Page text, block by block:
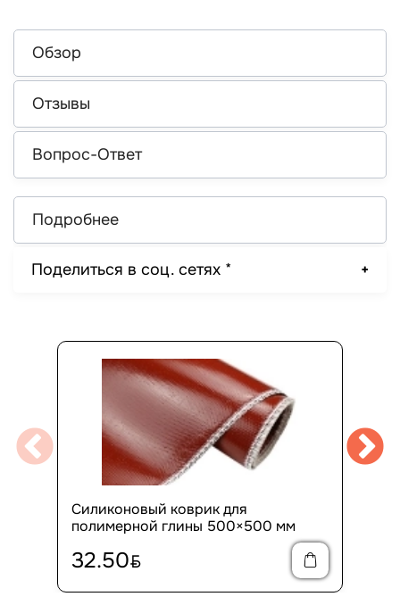
Обзор
Отзывы
Вопрос-Ответ
Подробнее
Поделиться в соц. сетях *
Силиконовый коврик для
полимерной глины 500×500 мм
32.50BYN